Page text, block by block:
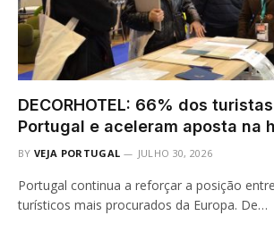
DECORHOTEL: 66% dos
Portugal e aceleram aposta na
BY VEJA PORTUGAL JULHO 30, 2026
Portugal continua a reforçar a posição
turísticos mais procurados da Europa. De…